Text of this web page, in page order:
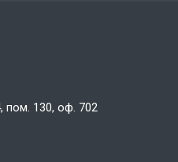
пом. 130, оф. 702